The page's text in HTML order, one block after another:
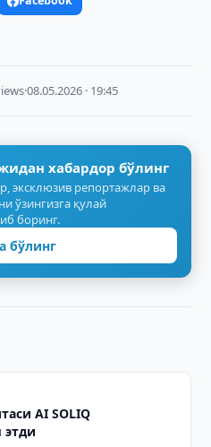
·08.05.2026 · 19:45
хабардор бўлинг
эксклюзив репортажлар ва
ўзингизга қулай
боринг.
бўлинг
AI SOLIQ